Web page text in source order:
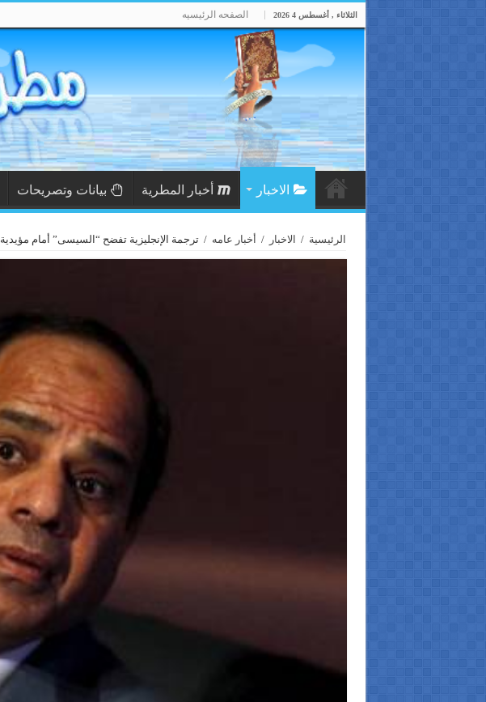
الثلاثاء , أغسطس 4 2026 الصفحه الرئيسيه
الاخبار أخبار المطرية بيانات وتصريحات
الرئيسية / الاخبار / أخبار عامه / ترجمة الإنجليزية تفضح “السيسى” أمام مؤيدية